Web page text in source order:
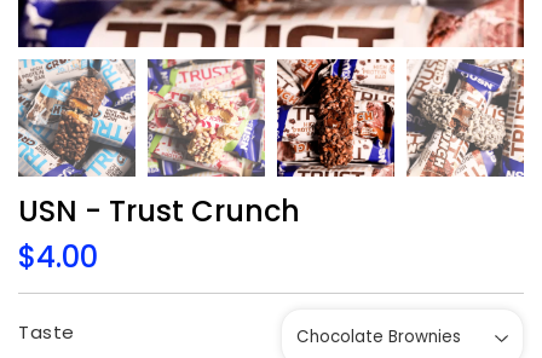
USN - Trust Crunch
$4.00
Unit
price
Taste